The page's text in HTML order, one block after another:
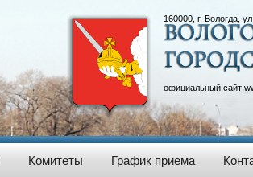
160000, г. Вологда,
официальный сайт
Комитеты График приема